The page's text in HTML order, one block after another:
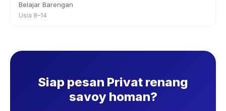
Belajar Barengan
Usia 8–14
Siap pesan Privat renang
savoy homan?